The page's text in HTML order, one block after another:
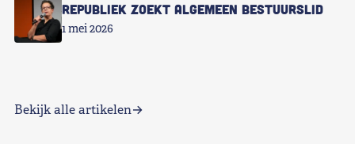
Republiek zoekt Algemeen Bestuurslid
1 mei 2026
Bekijk alle artikelen